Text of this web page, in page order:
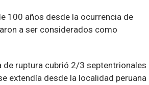
100 años desde la ocurrencia de
a ser considerados como
ruptura cubrió 2/3 septentrionales
extendía desde la localidad peruana